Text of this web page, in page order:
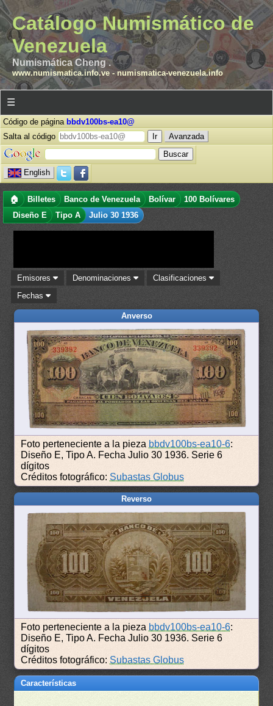
Catálogo Numismático de
Venezuela
Numismática Cheng .
www.numismatica.info.ve- numismatica-venezuela.info
☰
Código de página bbdv100bs-ea10@
Salta al código
Avanzada
English
🏠 Billetes Banco de Venezuela Bolívar
100 Bolívares
Diseño E
Tipo A Julio 30 1936
Emisores Denominaciones
Clasificaciones
Fechas
Anverso
Foto perteneciente a la pieza bbdv100bs-ea10-6:
Diseño E, Tipo A. Fecha Julio 30 1936. Serie 6
dígitos
Créditos fotográfico:Subastas Globus
Reverso
Foto perteneciente a la pieza bbdv100bs-ea10-6:
Diseño E, Tipo A. Fecha Julio 30 1936. Serie 6
dígitos
Créditos fotográfico:Subastas Globus
Características